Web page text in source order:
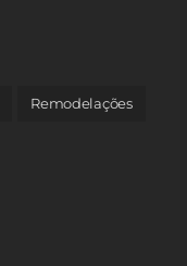
Remodelações